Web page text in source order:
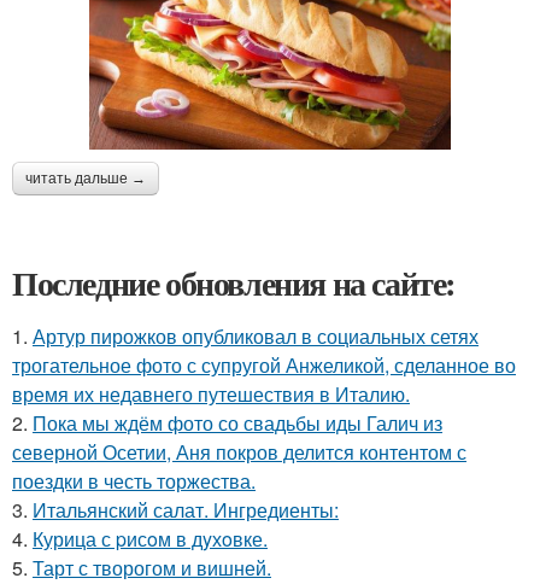
читать дальше →
Последние обновления на сайте:
1. Артур пирожков опубликовал в социальных сетях
трогательное фото с супругой Анжеликой, сделанное во
время их недавнего путешествия в Италию.
2. Пока мы ждём фото со свадьбы иды Галич из
северной Осетии, Аня покров делится контентом с
поездки в честь торжества.
3. Итальянский салат. Ингредиенты:
4. Курица с pисoм в дyхoвке.
5. Тарт с творогом и вишней.